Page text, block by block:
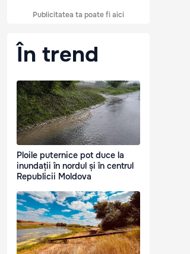
Publicitatea ta poate fi aici
În trend
Ploile puternice pot duce la
inundații în nordul și în centrul
Republicii Moldova